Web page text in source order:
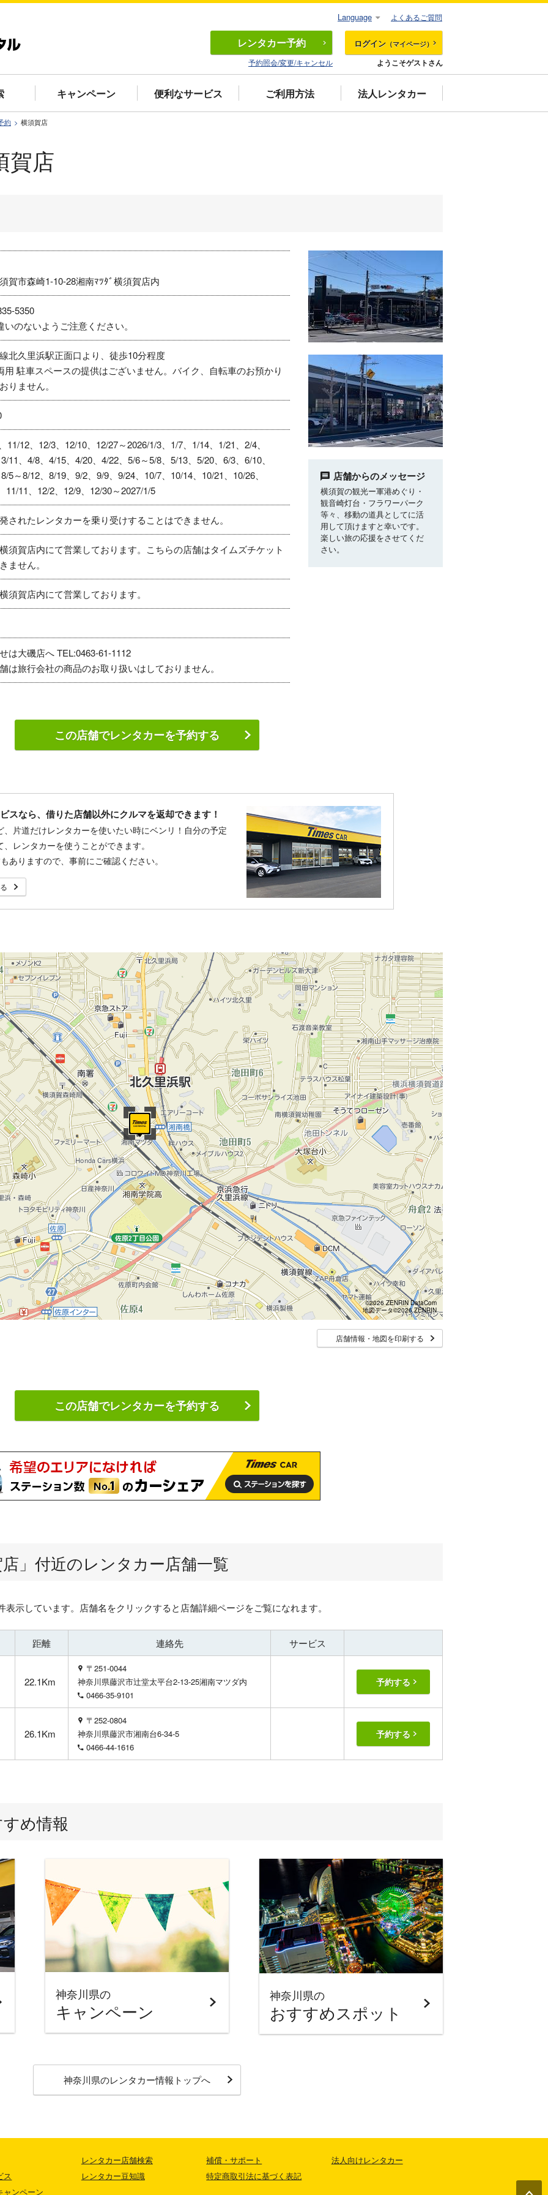
レンタカー予約
予約照会/変更/キャンセル
ログイン （マイページ）
ようこそゲストさん
キャンペーン 便利なサービス ご利用方法 法人レンタカー
よくあるご質問
Language
約 横須賀店
賀店
賀市森崎1-10-28湘南ﾏﾂﾀﾞ横須賀店内
5350
のないようご注意ください。
北久里浜駅正面口より、徒歩10分程度
用 駐車スペースの提供はございません。バイク、自転車のお預かり
りません。
12、12/3、12/10、12/27～2026/1/3、1/7、1/14、1/21、2/4、
11、4/8、4/15、4/20、4/22、5/6～5/8、5/13、5/20、6/3、6/10、
5～8/12、8/19、9/2、9/9、9/24、10/7、10/14、10/21、10/26、
11/11、12/2、12/9、12/30～2027/1/5
されたレンタカーを乗り受けすることはできません。
須賀店内にて営業しております。こちらの店舗はタイムズチケット
ません。
須賀店内にて営業しております。
は大磯店へ TEL:0463-61-1112
は旅行会社の商品のお取り扱いはしておりません。
店舗からのメッセージ
横須賀の観光ー軍港めぐり・
観音崎灯台・フラワーパーク
等々、移動の道具としてに活
用して頂けますと幸いです。
楽しい旅の応援をさせてくだ
さい。
この店舗でレンタカーを予約する
スなら、借りた店舗以外にクルマを返却できます！
片道だけレンタカーを使いたい時にベンリ！自分の予定
レンタカーを使うことができます。
ありますので、事前にご確認ください。
©2026 ZENRIN DataCom
地図データ©2026 ZENRIN
店舗情報・地図を印刷する
この店舗でレンタカーを予約する
」付近のレンタカー店舗一覧
示しています。店舗名をクリックすると店舗詳細ページをご覧になれます。
距離 連絡先 サービス
22.1Km
〒251-0044
神奈川県藤沢市辻堂太平台2-13-25湘南マツダ内
0466-35-9101
予約する
26.1Km
〒252-0804
神奈川県藤沢市湘南台6-34-5
0466-44-1616
予約する
め情報
神奈川県の
キャンペーン
神奈川県の
おすすめスポット
神奈川県のレンタカー情報トップへ
ス
ャンペーン
レンタカー店舗検索
レンタカー豆知識
補償・サポート
特定商取引法に基づく表記
法人向けレンタカー